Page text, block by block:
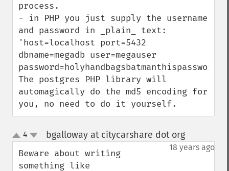
process.
- in PHP you just supply the username
and password in _plain_ text:
'host=localhost port=5432
dbname=megadb user=megauser
The postgres PHP library will
automagically do the md5 encoding for
you, no need to do it yourself.
up
down
4 bgalloway at citycarshare dot org¶
18 years ago
Beware about writing